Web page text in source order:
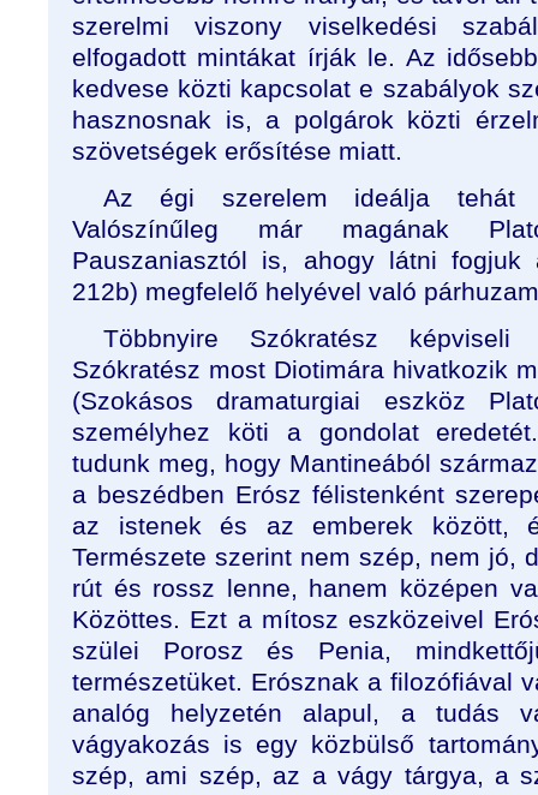
szerelmi viszony viselkedési
elfogadott mintákat írják le. Az
kedvese közti kapcsolat e szabályok
hasznosnak is, a polgárok közti
szövetségek erősítése miatt.
Az égi szerelem ideálja tehát
Valószínűleg már magának
Pauszaniasztól is, ahogy látni fogjuk
212b) megfelelő helyével való
Többnyire Szókratész
Szókratész most Diotimára hivatkozik
(Szokásos dramaturgiai eszköz
személyhez köti a gondolat
tudunk meg, hogy Mantineából
a beszédben Erósz félistenként
az istenek és az emberek között,
Természete szerint nem szép, nem jó,
rút és rossz lenne, hanem középen
Közöttes. Ezt a mítosz eszközeivel
szülei Porosz és Penia,
természetüket. Erósznak a filozófiával
analóg helyzetén alapul, a tudás
vágyakozás is egy közbülső
szép, ami szép, az a vágy tárgya, a